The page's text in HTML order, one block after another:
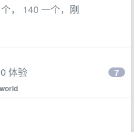
， 140 一个，刚
体验 7